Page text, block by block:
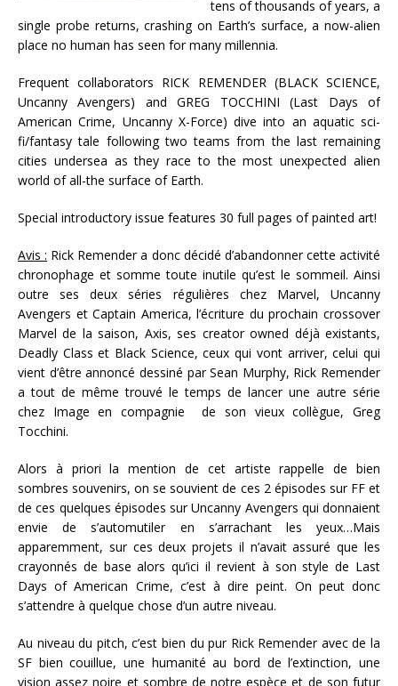
tens of thousands of years, a
single probe returns, crashing on Earth’s surface, a now-alien
place no human has seen for many millennia.
Frequent collaborators RICK REMENDER (BLACK SCIENCE,
Uncanny Avengers) and GREG TOCCHINI (Last Days of
American Crime, Uncanny X-Force) dive into an aquatic sci-
fi/fantasy tale following two teams from the last remaining
cities undersea as they race to the most unexpected alien
world of all-the surface of Earth.
Special introductory issue features 30 full pages of painted art!
Avis : Rick Remender a donc décidé d’abandonner cette activité
chronophage et somme toute inutile qu’est le sommeil. Ainsi
outre ses deux séries régulières chez Marvel, Uncanny
Avengers et Captain America, l’écriture du prochain crossover
Marvel de la saison, Axis, ses creator owned déjà existants,
Deadly Class et Black Science, ceux qui vont arriver, celui qui
vient d’être annoncé dessiné par Sean Murphy, Rick Remender
a tout de même trouvé le temps de lancer une autre série
chez Image en compagnie de son vieux collègue, Greg
Tocchini.
Alors à priori la mention de cet artiste rappelle de bien
sombres souvenirs, on se souvient de ces 2 épisodes sur FF et
de ces quelques épisodes sur Uncanny Avengers qui donnaient
envie de s’automutiler en s’arrachant les yeux…Mais
apparemment, sur ces deux projets il n’avait assuré que les
crayonnés de base alors qu’ici il revient à son style de Last
Days of American Crime, c’est à dire peint. On peut donc
s’attendre à quelque chose d’un autre niveau.
Au niveau du pitch, c’est bien du pur Rick Remender avec de la
SF bien couillue, une humanité au bord de l’extinction, une
vision assez noire et sombre de notre espèce et de son futur